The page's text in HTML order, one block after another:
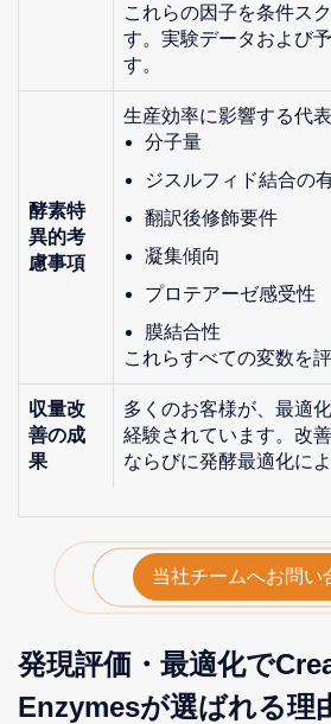
これらの因子を条件ス
す。実験データおよび
す。
酵素特
異的考
慮事項
生産効率に影響する代
分子量
ジスルフィド結合の
翻訳後修飾要件
凝集傾向
プロテアーゼ感受性
膜結合性
これらすべての変数を
収量改
善の成
果
多くのお客様が、最適
経験されています。改
ならびに発酵最適化に
当社チームへお問い
発現評価・最適化で
Enzymesが選ばれる理